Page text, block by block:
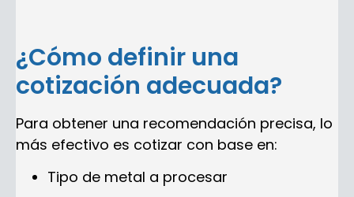
¿Cómo definir una
cotización adecuada?
Para obtener una recomendación precisa, lo
más efectivo es cotizar con base en:
Tipo de metal a procesar